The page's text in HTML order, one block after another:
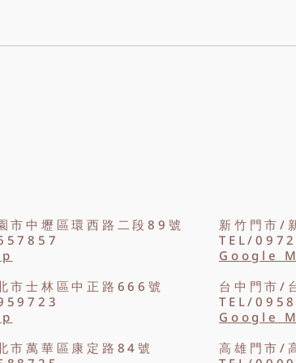
市中壢區環西路二段89號
市士林區中正路666號
市萬華區康定路84號
新竹門市/
TEL/
Google
台中門市/
TEL/
Google
高雄門市/